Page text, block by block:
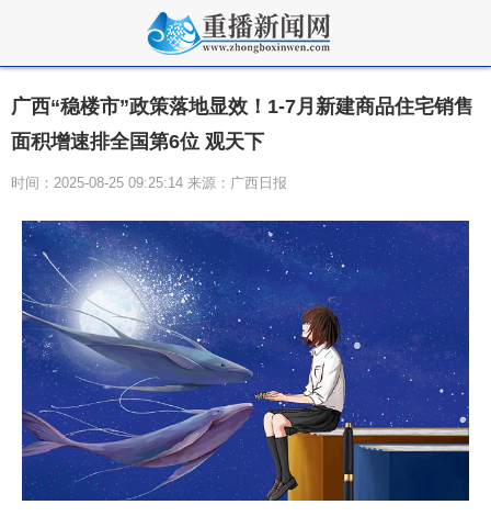
广西“稳楼市”政策落地显效！1-7月新建商品住宅销售
面积增速排全国第6位 观天下
时间：2025-08-25 09:25:14 来源：广西日报